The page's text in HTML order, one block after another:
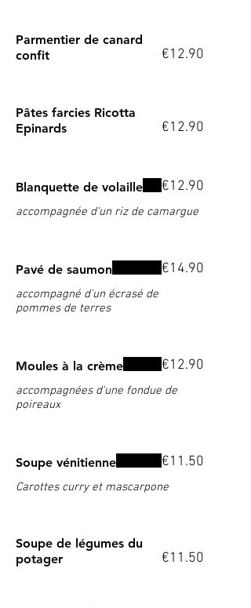
Parmentier de canard
confit
€12.90
Pâtes farcies Ricotta
Epinards
€12.90
Blanquette de volaille
accompagnée d'un riz de camargue
€12.90
Pavé de saumon
accompagné d'un écrasé de
pommes de terres
€14.90
Moules à la crème
accompagnées d'une fondue de
poireaux
€12.90
Soupe vénitienne
Carottes curry et mascarpone
€11.50
Soupe de légumes du
potager
€11.50